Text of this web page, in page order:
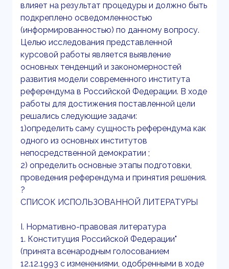
влияет на результат процедуры и должно быть
подкреплено осведомленностью
(информированностью) по данному вопросу.
Целью исследования представленной
курсовой работы является выявление
основных тенденций и закономерностей
развития модели современного института
референдума в Российской Федерации. В ходе
работы для достижения поставленной цели
решались следующие задачи:
1)определить саму сущность референдума как
одного из основных институтов
непосредственной демократии ;
2) определить основные этапы подготовки,
проведения референдума и принятия решения.
?
СПИСОК ИСПОЛЬЗОВАННОЙ ЛИТЕРАТУРЫ
I. Нормативно-правовая литература
1. Конституция Российской Федерации"
(принята всенародным голосованием
12.12.1993 с изменениями, одобренными в ходе